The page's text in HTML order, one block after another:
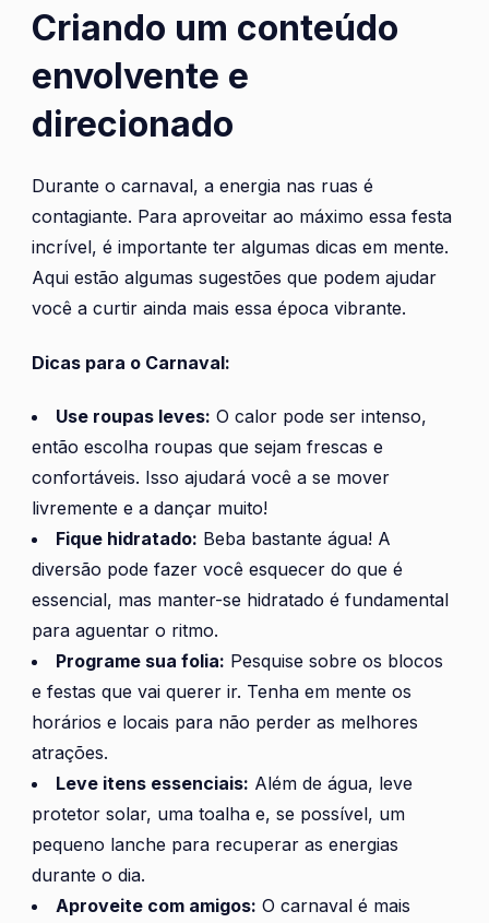
Criando um conteúdo
envolvente e
direcionado
Durante o carnaval, a energia nas ruas é
contagiante. Para aproveitar ao máximo essa festa
incrível, é importante ter algumas dicas em mente.
Aqui estão algumas sugestões que podem ajudar
você a curtir ainda mais essa época vibrante.
Dicas para o Carnaval:
Use roupas leves: O calor pode ser intenso,
então escolha roupas que sejam frescas e
confortáveis. Isso ajudará você a se mover
livremente e a dançar muito!
Fique hidratado: Beba bastante água! A
diversão pode fazer você esquecer do que é
essencial, mas manter-se hidratado é fundamental
para aguentar o ritmo.
Programe sua folia: Pesquise sobre os blocos
e festas que vai querer ir. Tenha em mente os
horários e locais para não perder as melhores
atrações.
Leve itens essenciais: Além de água, leve
protetor solar, uma toalha e, se possível, um
pequeno lanche para recuperar as energias
durante o dia.
Aproveite com amigos: O carnaval é mais